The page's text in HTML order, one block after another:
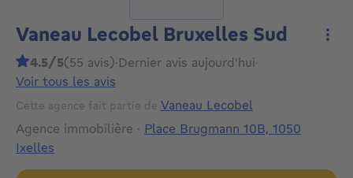
Vaneau Lecobel Bruxelles Sud
4.5/5(55 avis)·Dernier avis aujourd'hui·
Voir tous les avis
Cette agence fait partie de Vaneau Lecobel
Agence immobilière · Place Brugmann 10B, 1050
Ixelles